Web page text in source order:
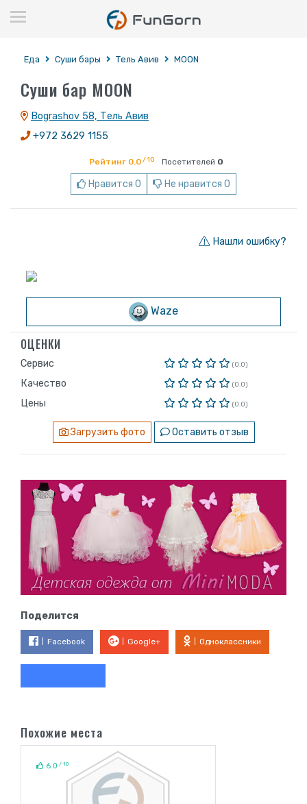
Еда Суши бары Тель Авив MOON
Суши бар MOON
Bograshov 58, Тель Авив
+972 3629 1155
Рейтинг 0.0/ 10 Посетителей 0
Нравится 0 Не нравится 0
Нашли ошибку?
Waze
ОЦЕНКИ
Сервис (0.0)
Качество (0.0)
Цены (0.0)
Загрузить фото Оставить отзыв
Поделится
Facebook Google+ Одноклассники
Похожие места
6.0 / 10